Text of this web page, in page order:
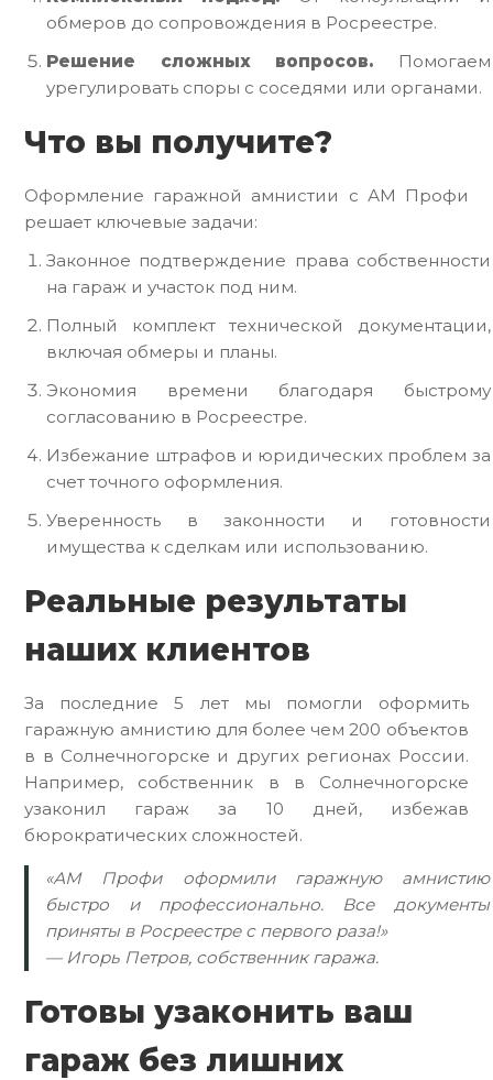
обмеров до сопровождения в Росреестре.
Решение сложных вопросов. Помогаем
урегулировать споры с соседями или органами.
Что вы получите?
Оформление гаражной амнистии с АМ Профи
решает ключевые задачи:
Законное подтверждение права собственности
на гараж и участок под ним.
Полный комплект технической документации,
включая обмеры и планы.
Экономия времени благодаря быстрому
согласованию в Росреестре.
Избежание штрафов и юридических проблем за
счет точного оформления.
Уверенность в законности и готовности
имущества к сделкам или использованию.
Реальные результаты
наших клиентов
За последние 5 лет мы помогли оформить
гаражную амнистию для более чем 200 объектов
в в Солнечногорске и других регионах России.
Например, собственник в в Солнечногорске
узаконил гараж за 10 дней, избежав
бюрократических сложностей.
«АМ Профи оформили гаражную амнистию
быстро и профессионально. Все документы
приняты в Росреестре с первого раза!»
— Игорь Петров, собственник гаража.
Готовы узаконить ваш
гараж без лишних